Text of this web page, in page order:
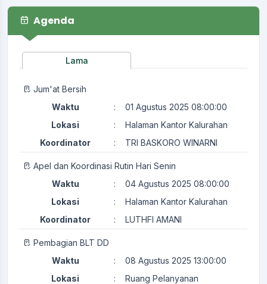
Agenda
Lama
Jum'at Bersih
Waktu
:
01 Agustus 2025 08:00:00
Lokasi
:
Halaman Kantor Kalurahan
Koordinator
: TRI BASKORO WINARNI
Apel dan Koordinasi Rutin Hari Senin
Waktu
:
04 Agustus 2025 08:00:00
Lokasi
:
Halaman Kantor Kalurahan
Koordinator
: LUTHFI AMANI
Pembagian BLT DD
Waktu
:
08 Agustus 2025 13:00:00
Lokasi
:
Ruang Pelanyanan